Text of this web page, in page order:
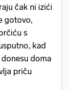
čak ni izići
gotovo,
s
kad
doma
priču